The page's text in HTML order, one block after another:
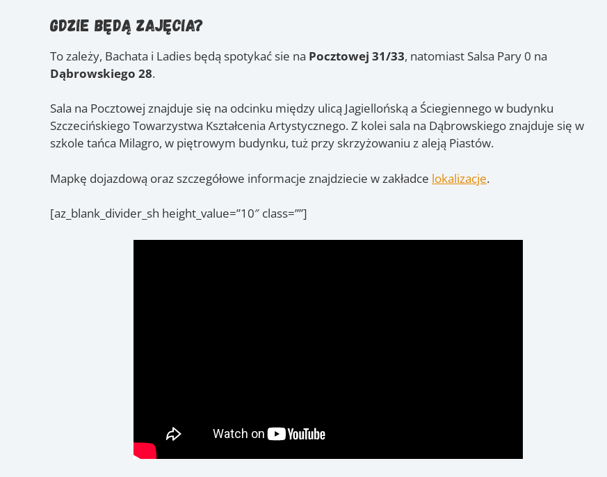
Gdzie będą zajęcia?
To zależy, Bachata i Ladies będą spotykać sie na Pocztowej 31/33, natomiast Salsa Pary 0 na
Dąbrowskiego 28.
Sala na Pocztowej znajduje się na odcinku między ulicą Jagiellońską a Ściegiennego w budynku
Szczecińskiego Towarzystwa Kształcenia Artystycznego. Z kolei sala na Dąbrowskiego znajduje się w
szkole tańca Milagro, w piętrowym budynku, tuż przy skrzyżowaniu z aleją Piastów.
Mapkę dojazdową oraz szczegółowe informacje znajdziecie w zakładce lokalizacje.
[az_blank_divider_sh height_value=”10″ class=””]